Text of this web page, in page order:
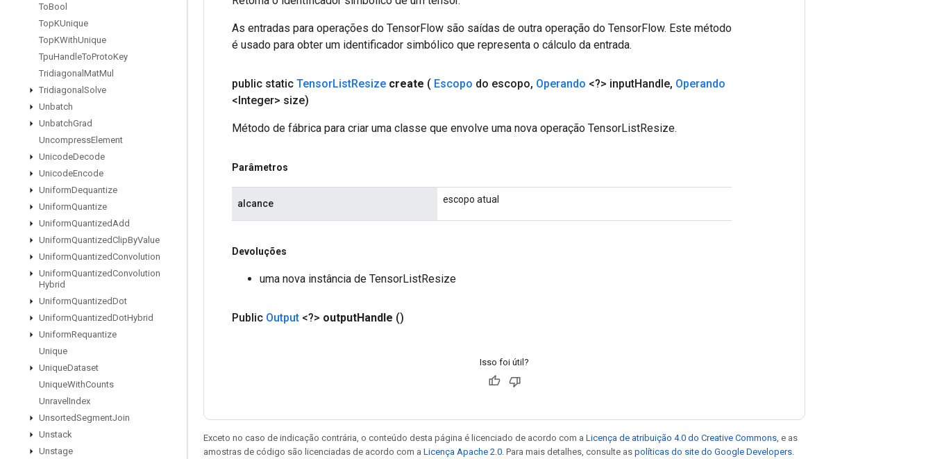
ToBool
TopKUnique
TopKWithUnique
TpuHandleToProtoKey
Tridiagonal MatMul
Tridiagonal Solve
Unbatch
UnbatchGrad
UncompressElement
UnicodeDecode
UnicodeEncode
UniformDequantize
UniformQuantize
UniformQuantizedAdd
UniformQuantizedClipByValue
UniformQuantizedConvolution
UniformQuantizedConvolution
Hybrid
UniformQuantizedDot
UniformQuantizedDotHybrid
UniformRequantize
Unique
UniqueDataset
UniqueWithCounts
Unravel Index
UnsortedSegmentJoin
Unstack
Unstage
As entradas para operações do TensorFlow são saídas de outra operação do TensorFlow. Este método
é usado para obter um identificador simbólico que representa o cálculo da entrada.
public static TensorListResize create ( Escopo do escopo, Operando <?> inputHandle, Operando
<Integer> size)
Método de fábrica para criar uma classe que envolve uma nova operação TensorListResize.
Parâmetros
alcance escopo atual
Devoluções
uma nova instância de TensorListResize
Public Output <?> outputHandle ()
Isso foi útil?
Exceto no caso de indicação contrária, o conteúdo desta página é licenciado de acordo com a Licença de atribuição 4.0 do Creative Commons , e as
amostras de código são licenciadas de acordo com a Licença Apache 2.0 . Para mais detalhes, consulte as políticas do site do Google Developers